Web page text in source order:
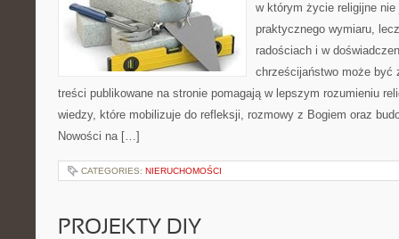
w którym życie religijne nie
praktycznego wymiaru,
radościach i w
chrześcijaństwo może być
treści publikowane na stronie pomagają w lepszym rozumieniu
wiedzy, które mobilizuje do refleksji, rozmowy z Bogiem oraz
Nowości na […]
CATEGORIES: NIERUCHOMOŚCI
PROJEKTY DIY